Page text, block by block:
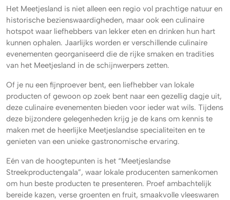
Het Meetjesland is niet alleen een regio vol prachtige natuur en
historische bezienswaardigheden, maar ook een culinaire
hotspot waar liefhebbers van lekker eten en drinken hun hart
kunnen ophalen. Jaarlijks worden er verschillende culinaire
evenementen georganiseerd die de rijke smaken en tradities
van het Meetjesland in de schijnwerpers zetten.
Of je nu een fijnproever bent, een liefhebber van lokale
producten of gewoon op zoek bent naar een gezellig dagje uit,
deze culinaire evenementen bieden voor ieder wat wils. Tijdens
deze bijzondere gelegenheden krijg je de kans om kennis te
maken met de heerlijke Meetjeslandse specialiteiten en te
genieten van een unieke gastronomische ervaring.
Eén van de hoogtepunten is het “Meetjeslandse
Streekproductengala”, waar lokale producenten samenkomen
om hun beste producten te presenteren. Proef ambachtelijk
bereide kazen, verse groenten en fruit, smaakvolle vleeswaren